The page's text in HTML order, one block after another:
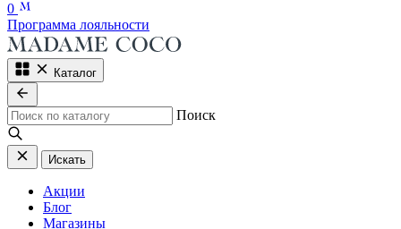
0
Программа лояльности
Каталог
Поиск
Искать
Акции
Блог
Магазины